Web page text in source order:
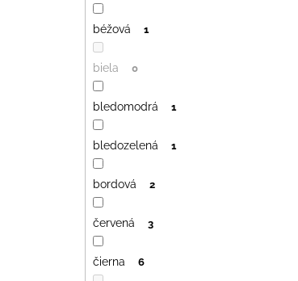
béžová 1
biela 0
bledomodrá 1
bledozelená 1
bordová 2
červená 3
čierna 6